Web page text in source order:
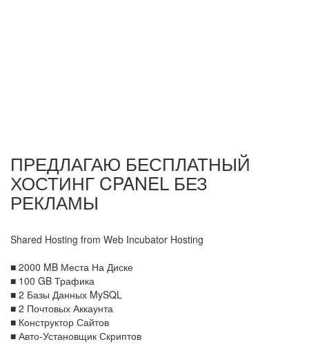
ПРЕДЛАГАЮ БЕСПЛАТНЫЙ
ХОСТИНГ CPANEL БЕЗ
РЕКЛАМЫ
Shared Hosting from Web Incubator Hosting
■ 2000 MB Места На Диске
■ 100 GB Трафика
■ 2 Базы Данных MySQL
■ 2 Почтовых Аккаунта
■ Конструктор Сайтов
■ Авто-Установщик Скриптов